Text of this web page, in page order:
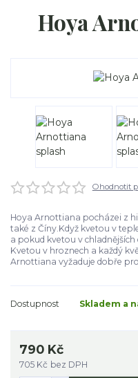
Hoya
Ohodnotit
Hoya Arnottiana pocházei z
také z Číny.Když kvetou v
a pokud kvetou v chladnějších
Kvetou v hroznech a každý
Arnottiana vyžaduje dobře
Dostupnost Skladem a
790 Kč
705 Kč bez DPH